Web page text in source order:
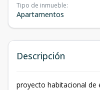
Tipo de inmueble:
Apartamentos
Descripción
proyecto habitacional de